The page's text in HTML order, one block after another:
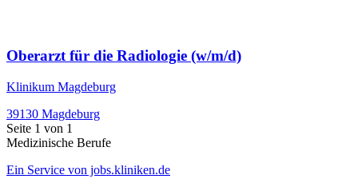
Oberarzt für die Radiologie (w/m/d)
Klinikum Magdeburg
39130 Magdeburg
Seite 1 von 1
Medizinische Berufe
Ein Service von jobs.kliniken.de